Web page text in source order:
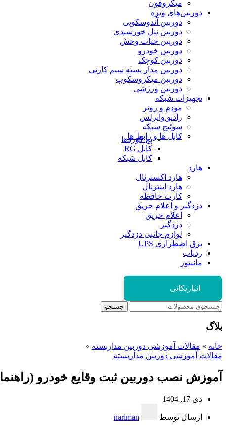
میکروفون
دوربین‌های ویژه
دوربین آندوسکوپی
دوربین پنل خورشیدی
دوربین حیات وحش
دوربین خودرو
دوربین کوچک
دوربین مدار بسته سیم کارتی
دوربین میکروسکوپ
دوربین ورزشی
تجهیزات شبکه
مودم و روتر
رادیو وایرلس
سوئیچ شبکه
کابل ها و رابط ها
پچ کوردها
کابل RG
کابل شبکه
هارد
هارد اکسترنال
هارد اینترنال
کارت حافظه
دزدگیر و اعلام حریق
اعلام حریق
دزدگیر
لوازم جانبی دزدگیر
برق اضطراری UPS
ردیاب
مانیتور
انبارتکانی
جستجو
بلاگ
خانه » مقالات آموزشی دوربین مداربسته »
مقالات آموزشی دوربین مداربسته
آموزش نصب دوربین ثبت وقایع خودرو
دی 17, 1404
ارسال توسط nariman